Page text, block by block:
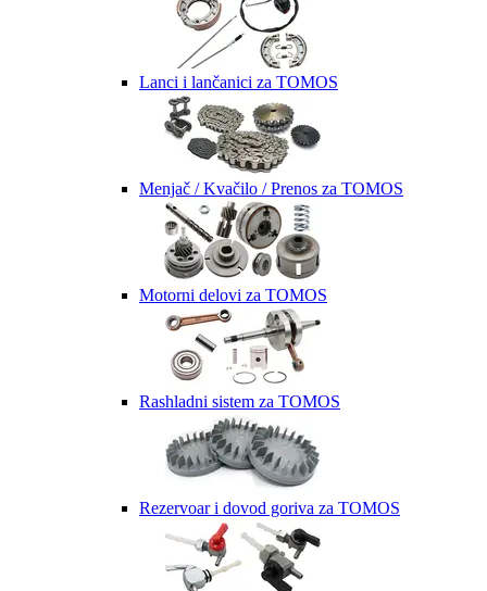
Lanci i lančanici za TOMOS
Menjač / Kvačilo / Prenos za TOMOS
Motorni delovi za TOMOS
Rashladni sistem za TOMOS
Rezervoar i dovod goriva za TOMOS